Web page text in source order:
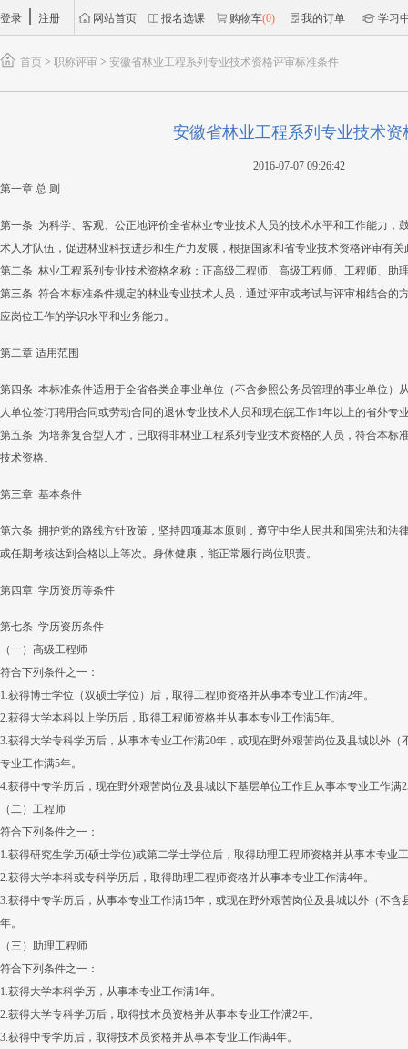
登录 注册 网站首页 报名选课 购物车(0) 我的订单 学习
首页 > 职称评审 > 安徽省林业工程系列专业技术资格评审标准条件
安徽省林业工程系列专业技术
2016-07-07 09:26:42
第一章 总 则
第一条 为科学、客观、公正地评价全省林业专业技术人员的技术水平和工作能力，
术人才队伍，促进林业科技进步和生产力发展，根据国家和省专业技术资格评审有
第二条 林业工程系列专业技术资格名称：正高级工程师、高级工程师、工程师、助
第三条 符合本标准条件规定的林业专业技术人员，通过评审或考试与评审相结合的
应岗位工作的学识水平和业务能力。
第二章 适用范围
第四条 本标准条件适用于全省各类企事业单位（不含参照公务员管理的事业单位）
人单位签订聘用合同或劳动合同的退休专业技术人员和现在皖工作1年以上的省外专
第五条 为培养复合型人才，已取得非林业工程系列专业技术资格的人员，符合本标
技术资格。
第三章 基本条件
第六条 拥护党的路线方针政策，坚持四项基本原则，遵守中华人民共和国宪法和法
或任期考核达到合格以上等次。身体健康，能正常履行岗位职责。
第四章 学历资历等条件
第七条 学历资历条件
（一）高级工程师
符合下列条件之一：
1.获得博士学位（双硕士学位）后，取得工程师资格并从事本专业工作满2年。
2.获得大学本科以上学历后，取得工程师资格并从事本专业工作满5年。
3.获得大学专科学历后，从事本专业工作满20年，或现在野外艰苦岗位及县城以外
专业工作满5年。
4.获得中专学历后，现在野外艰苦岗位及县城以下基层单位工作且从事本专业工作
（二）工程师
符合下列条件之一：
1.获得研究生学历(硕士学位)或第二学士学位后，取得助理工程师资格并从事本专业
2.获得大学本科或专科学历后，取得助理工程师资格并从事本专业工作满4年。
3.获得中专学历后，从事本专业工作满15年，或现在野外艰苦岗位及县城以外（不
年。
（三）助理工程师
符合下列条件之一：
1.获得大学本科学历，从事本专业工作满1年。
2.获得大学专科学历后，取得技术员资格并从事本专业工作满2年。
3.获得中专学历后，取得技术员资格并从事本专业工作满4年。